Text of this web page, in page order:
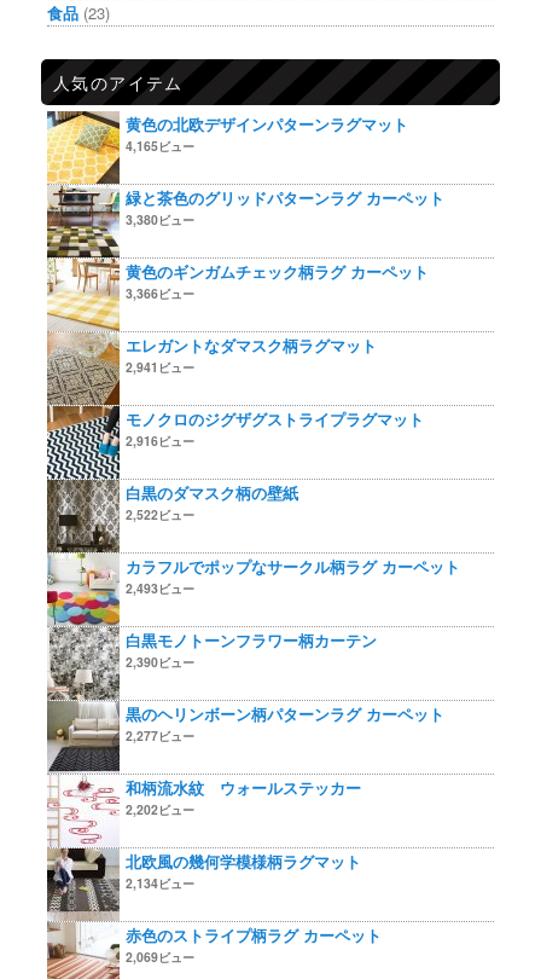
食品 (23)
人気のアイテム
黄色の北欧デザインパターンラグマット
4,165ビュー
緑と茶色のグリッドパターンラグ カーペット
3,380ビュー
黄色のギンガムチェック柄ラグ カーペット
3,366ビュー
エレガントなダマスク柄ラグマット
2,941ビュー
モノクロのジグザグストライプラグマット
2,916ビュー
白黒のダマスク柄の壁紙
2,522ビュー
カラフルでポップなサークル柄ラグ カーペット
2,493ビュー
白黒モノトーンフラワー柄カーテン
2,390ビュー
黒のヘリンボーン柄パターンラグ カーペット
2,277ビュー
和柄流水紋 ウォールステッカー
2,202ビュー
北欧風の幾何学模様柄ラグマット
2,134ビュー
赤色のストライプ柄ラグ カーペット
2,069ビュー